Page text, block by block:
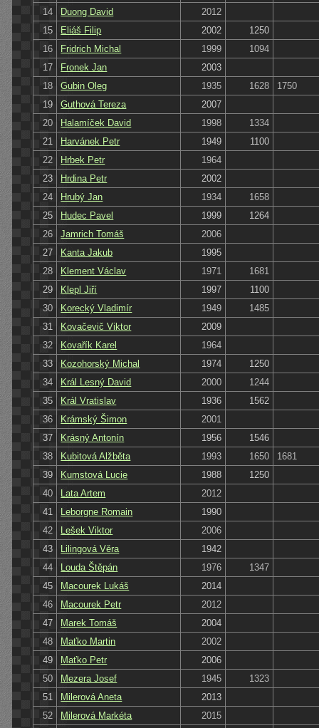
14 Duong David
2012
15
Eliáš Filip 2002
1250
16
Fridrich Michal 1999
1094
17
Fronek Jan
2003
18
Gubin Oleg 1935 1628
1750
19
Guthová Tereza
2007
20
Halamíček David 1998
1334
21
Harvánek Petr 1949
1100
22
Hrbek Petr
1964
23
Hrdina Petr
2002
24
Hrubý Jan 1934
1658
25
Hudec Pavel 1999
1264
26
Jamrich Tomáš
2006
27
Kanta Jakub
1995
28
Klement Václav 1971
1681
29
Klepl Jiří 1997
1100
30
Korecký Vladimír 1949
1485
31
Kovačevič Viktor
2009
32
Kovařík Karel
1964
33
Kozohorský Michal 1974
1250
34
Král Lesný David 2000
1244
35
Král Vratislav 1936
1562
36
Krámský Šimon
2001
37
Krásný Antonín 1956
1546
38
Kubitová Alžběta 1993 1650
1681
39
Kumstová Lucie 1988
1250
40
Lata Artem
2012
41
Leborgne Romain
1990
42
Lešek Viktor
2006
43
Lilingová Věra
1942
44
Louda Štěpán 1976
1347
45
Macourek Lukáš
2014
46
Macourek Petr
2012
47
Marek Tomáš
2004
48
Maťko Martin
2002
49
Maťko Petr
2006
50
Mezera Josef 1945
1323
51
Milerová Aneta
2013
52
Milerová Markéta
2015